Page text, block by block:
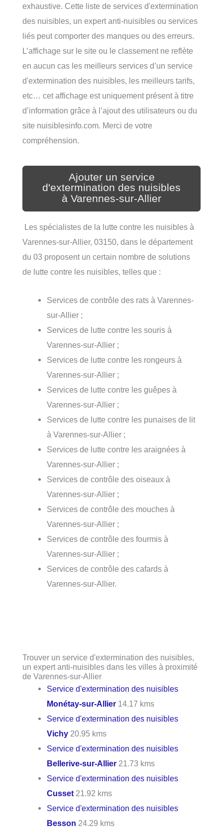
exhaustive. Cette liste de services d'extermination
des nuisibles, un expert anti-nuisibles ou services
liés peut comporter des manques ou des erreurs.
L’affichage sur le site ou le classement ne reflète
en aucun cas les meilleurs services d’un service
d'extermination des nuisibles, les meilleurs tarifs,
etc… cet affichage est uniquement présent à titre
d’information grâce à l’ajout des utilisateurs ou du
site nuisiblesinfo.com. Merci de votre
compréhension.
Ajouter un service
d'extermination des nuisibles
à Varennes-sur-Allier
Les spécialistes de la lutte contre les nuisibles à
Varennes-sur-Allier, 03150, dans le département
du 03 proposent un certain nombre de solutions
de lutte contre les nuisibles, telles que :
Services de contrôle des rats à Varennes-
sur-Allier ;
Services de lutte contre les souris à
Varennes-sur-Allier ;
Services de lutte contre les rongeurs à
Varennes-sur-Allier ;
Services de lutte contre les guêpes à
Varennes-sur-Allier ;
Services de lutte contre les punaises de lit
à Varennes-sur-Allier ;
Services de lutte contre les araignées à
Varennes-sur-Allier ;
Services de contrôle des oiseaux à
Varennes-sur-Allier ;
Services de contrôle des mouches à
Varennes-sur-Allier ;
Services de contrôle des fourmis à
Varennes-sur-Allier ;
Services de contrôle des cafards à
Varennes-sur-Allier.
Trouver un service d'extermination des nuisibles,
un expert anti-nuisibles dans les villes à proximité
de Varennes-sur-Allier
Service d'extermination des nuisibles
Monétay-sur-Allier 14.17 kms
Service d'extermination des nuisibles
Vichy 20.95 kms
Service d'extermination des nuisibles
Bellerive-sur-Allier 21.73 kms
Service d'extermination des nuisibles
Cusset 21.92 kms
Service d'extermination des nuisibles
Besson 24.29 kms